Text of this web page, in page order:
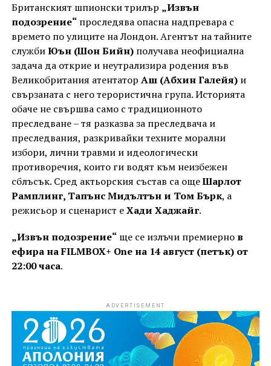
Британският шпионски трилър „Извън
подозрение“проследява опасна надпревара с
времето по улиците на Лондон. Агентът на тайните
службиЮън (Шон Бийн)получава неофициална
задача да открие и неутрализира родения във
Великобритания атентатор Аш (Абхин Галейя)и
свързаната с него терористична група. Историята
обаче не свършва само с традиционното
преследване – тя разказва за преследвача и
преследвания, разкривайки техните морални
избори, лични травми и идеологически
противоречия, които ги водят към неизбежен
сблъсък. Сред актьорския състав са ощеШарлот
Рамплинг, Тапънс Мидълтън и Том Бърк, а
режисьор и сценарист еХади Хаджайг.
„Извън подозрение“ще се излъчи премиерно в
ефира на FILMBOX+ One на 14 август (петък) от
22:00 часа.
ADVERTISEMENT